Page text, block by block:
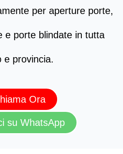
per aperture porte,
e porte blindate in tutta
e provincia.
Ora
su WhatsApp